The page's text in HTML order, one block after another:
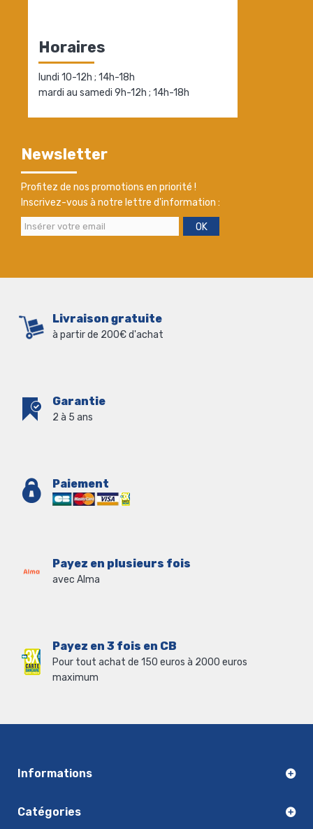
Horaires
lundi 10-12h ; 14h-18h
mardi au samedi 9h-12h ; 14h-18h
Newsletter
Profitez de nos promotions en priorité !
Inscrivez-vous à notre lettre d'information :
OK
Livraison gratuite
à partir de 200€ d'achat
Garantie
2 à 5 ans
Paiement
Payez en plusieurs fois
avec Alma
Payez en 3 fois en CB
Pour tout achat de 150 euros à 2000 euros
maximum
Informations
Catégories